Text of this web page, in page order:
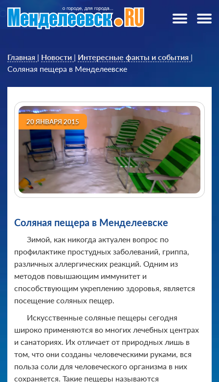
Главная | Новости | Интересные факты и события |
Соляная пещера в Менделеевске
20 ЯНВАРЯ 2015
Соляная пещера в Менделеевске
Зимой, как никогда актуален вопрос по
профилактике простудных заболеваний, гриппа,
различных аллергических реакций. Одним из
методов повышающим иммунитет и
способствующим укреплению здоровья, является
посещение соляных пещер.
Искусственные соляные пещеры сегодня
широко применяются во многих лечебных центрах
и санаториях. Их отличает от природных лишь в
том, что они созданы человеческими руками, вся
польза соли для человеческого организма в них
сохраняется. Такие пещеры называются